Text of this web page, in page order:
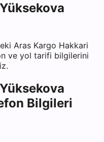
Aras Kargo Hakkari
ve yol tarifi bilgilerini
Bilgileri